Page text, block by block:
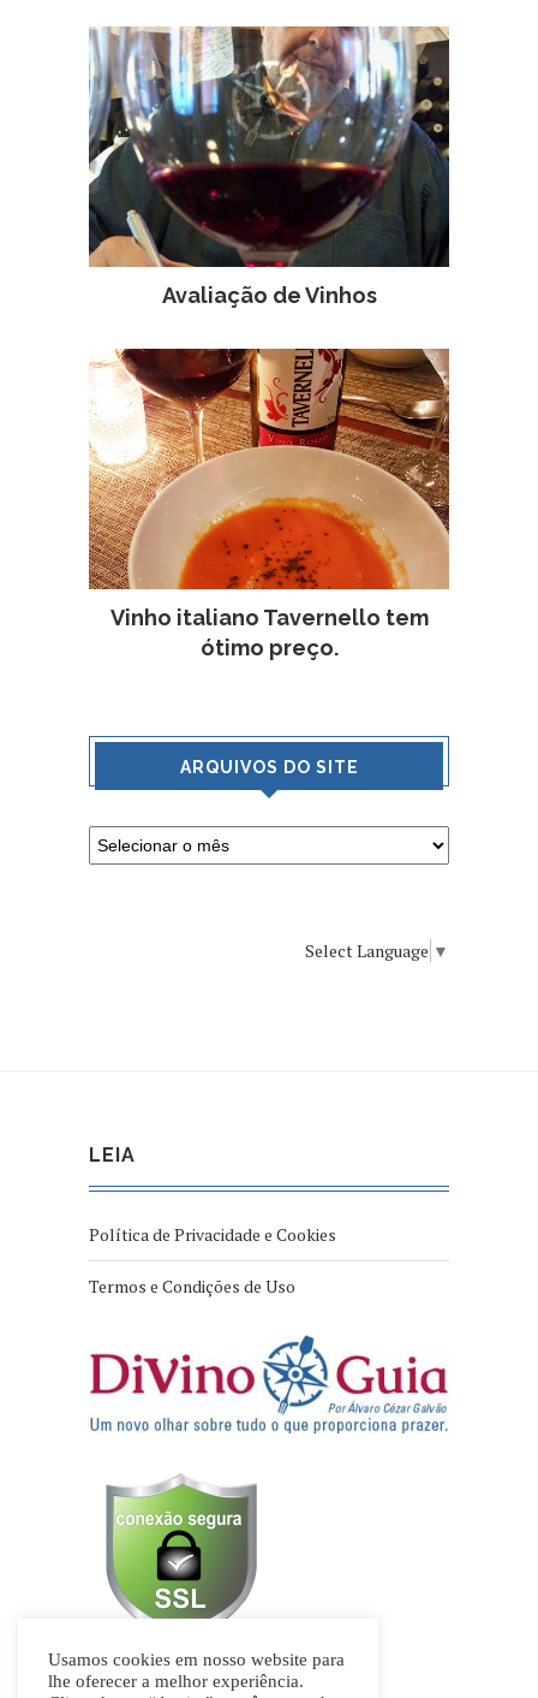
Avaliação de Vinhos
Vinho italiano Tavernello tem
ótimo preço.
ARQUIVOS DO SITE
Select Language ▼
LEIA
Política de Privacidade e Cookies
Termos e Condições de Uso
Usamos cookies em nosso website para
lhe oferecer a melhor experiência.